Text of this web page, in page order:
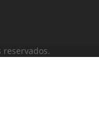
reservados.